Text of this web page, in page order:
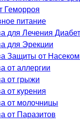
Геморроя
питание
для Лечения
для Эрекции
Защиты от
от аллергии
от грыжи
от курения
от молочницы
от Паразитов